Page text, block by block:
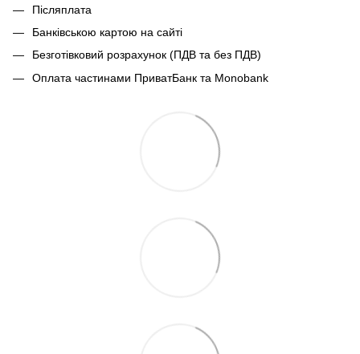
Післяплата
Банківською картою на сайті
Безготівковий розрахунок (ПДВ та без ПДВ)
Оплата частинами ПриватБанк та Monobank